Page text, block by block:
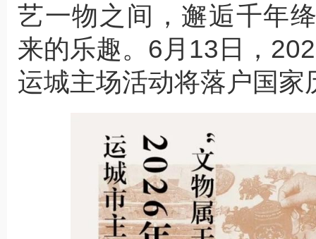
艺一物之间，邂逅千年
来的乐趣。6月13日，
运城主场活动将落户国